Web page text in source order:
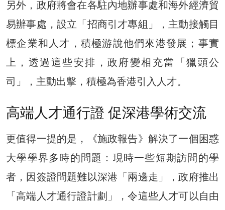
另外，政府將會在各駐內地辦事處和海外經濟貿
易辦事處，設立「招商引才專組」，主動接觸目
標企業和人才，積極游說他們來港發展；事實
上，透過這些安排，政府變相充當「獵頭公
司」，主動出擊，積極為香港引入人才。
高端人才通行證 促深港學術交流
更值得一提的是，《施政報告》解決了一個困惑
大學學界多時的問題：現時一些短期訪問的學
者，因簽證問題難以深港「兩邊走」，政府推出
「高端人才通行證計劃」，令這些人才可以自由